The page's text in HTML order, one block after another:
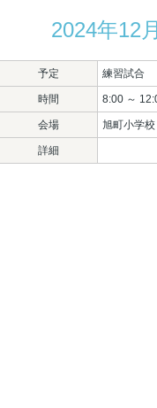
2024年12
予定 練習試合
時間 8:00 ～
会場 旭町小学校
詳細